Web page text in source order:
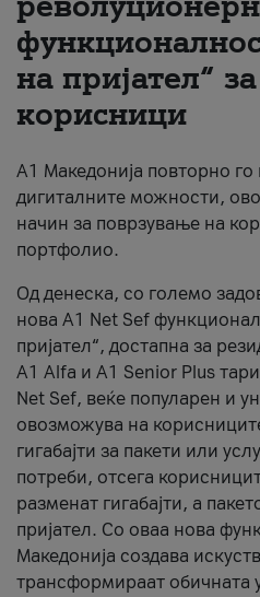
За нас
#ПодобарОнлајн
на пријател“
корисници
А1 Македонија повторно
дигиталните можности,
начин за поврзување на
портфолио.
Од денеска, со големо
нова A1 Net Sef
пријател“, достапна за
А1 Alfa и A1 Senior Plus
Net Sef, веќе популарен и
овозможува на
гигабајти за пакети или
потреби, отсега
разменат гигабајти, а
пријател. Со оваа нова
Македонија создава
трансформираат обичната